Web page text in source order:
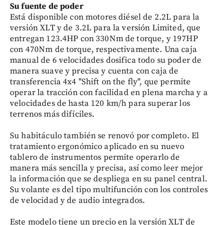
Su fuente de poder
Está disponible con motores diésel de 2.2L para la
versión XLT y de 3.2L para la versión Limited, que
entregan 123.4HP con 330Nm de torque, y 197HP
con 470Nm de torque, respectivamente. Una caja
manual de 6 velocidades dosifica todo su poder de
manera suave y precisa y cuenta con caja de
transferencia 4x4 "Shift on the fly", que permite
operar la tracción con facilidad en plena marcha y a
velocidades de hasta 120 km/h para superar los
terrenos más difíciles.
Su habitáculo también se renovó por completo. El
tratamiento ergonómico aplicado en su nuevo
tablero de instrumentos permite operarlo de
manera más sencilla y precisa, así como leer mejor
la información que se despliega en su panel central.
Su volante es del tipo multifunción con los controles
de velocidad y de audio integrados.
Este modelo tiene un precio en la versión XLT de